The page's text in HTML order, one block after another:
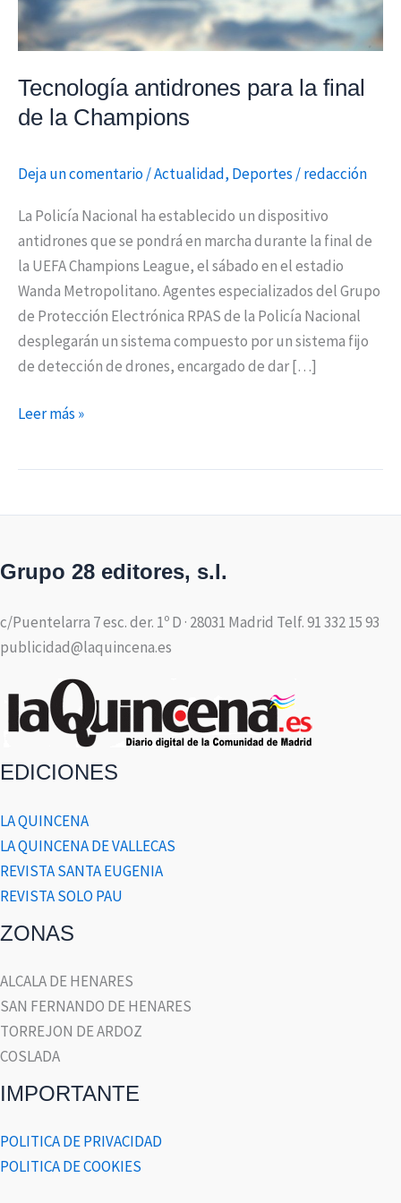
Tecnología antidrones para la final
de la Champions
Deja un comentario/Actualidad, Deportes/redacción
La Policía Nacional ha establecido un dispositivo
antidrones que se pondrá en marcha durante la final de
la UEFA Champions League, el sábado en el estadio
Wanda Metropolitano. Agentes especializados del Grupo
de Protección Electrónica RPAS de la Policía Nacional
desplegarán un sistema compuesto por un sistema fijo
de detección de drones, encargado de dar […]
Leer más »
Grupo 28 editores, s.l.
c/Puentelarra 7 esc. der. 1º D · 28031 Madrid Telf. 91 332 15 93
publicidad@laquincena.es
EDICIONES
LA QUINCENA
LA QUINCENA DE VALLECAS
REVISTA SANTA EUGENIA
REVISTA SOLO PAU
ZONAS
ALCALA DE HENARES
SAN FERNANDO DE HENARES
TORREJON DE ARDOZ
COSLADA
IMPORTANTE
POLITICA DE PRIVACIDAD
POLITICA DE COOKIES